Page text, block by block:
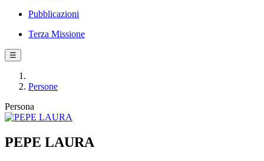
Pubblicazioni
Terza Missione
☰
Persone
Persona
PEPE LAURA